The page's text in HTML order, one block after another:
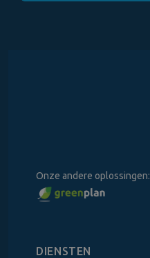
Onze andere oplossingen:
DIENSTEN